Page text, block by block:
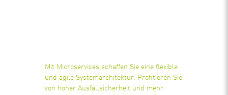
Mit Microservices schaffen Sie eine flexible
und agile Systemarchitektur. Profitieren Sie
von hoher Ausfallsicherheit und mehr